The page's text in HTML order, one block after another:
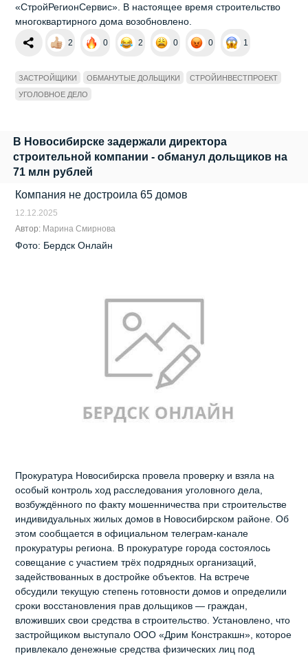
«СтройРегионСервис». В настоящее время строительство
многоквартирного дома возобновлено.
2 0 2 0 0 1
ЗАСТРОЙЩИКИ ОБМАНУТЫЕ ДОЛЬЩИКИ
СТРОЙИНВЕСТПРОЕКТ
УГОЛОВНОЕ ДЕЛО
В Новосибирске задержали директора
строительной компании - обманул дольщиков на
71 млн рублей
Компания не достроила 65 домов
12.12.2025
Автор: Марина Смирнова
Фото: Бердск Онлайн
Прокуратура Новосибирска провела проверку и взяла на
особый контроль ход расследования уголовного дела,
возбуждённого по факту мошенничества при строительстве
индивидуальных жилых домов в Новосибирском районе. Об
этом сообщается в официальном телеграм-канале
прокуратуры региона. В прокуратуре города состоялось
совещание с участием трёх подрядных организаций,
задействованных в достройке объектов. На встрече
обсудили текущую степень готовности домов и определили
сроки восстановления прав дольщиков — граждан,
вложивших свои средства в строительство. Установлено, что
застройщиком выступало ООО «Дрим Констракшн», которое
привлекало денежные средства физических лиц под